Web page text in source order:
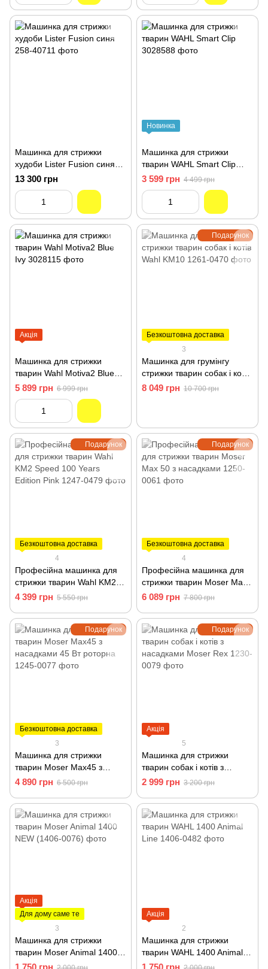
Машинка для стрижки
худоби Lister Fusion синя
258-40711
13 300 грн
Новинка
Машинка для стрижки
тварин WAHL Smart Clip
3028588
3 599 грн 4 499 грн
Акція
Машинка для стрижки
тварин Wahl Motiva2 Blue
Ivy 3028115
5 899 грн 6 999 грн
Подарунок
Безкоштовна доставка
3
Машинка для грумінгу
стрижки тварин собак і котів
Wahl KM10 1261-0470
8 049 грн 10 700 грн
Подарунок
Безкоштовна доставка
4
Професійна машинка для
стрижки тварин Wahl KM2
Speed 100 Years Edition
4 399 грн 5 550 грн
Подарунок
Безкоштовна доставка
4
Професійна машинка для
стрижки тварин Moser Max
50 з насадками 1250-0061
6 089 грн 7 800 грн
Подарунок
Безкоштовна доставка
3
Машинка для стрижки
тварин Moser Max45 з
насадками 45 Вт роторна
4 890 грн 6 500 грн
Подарунок
Акція
5
Машинка для стрижки
тварин собак і котів з
насадками Moser Rex 1230-
2 999 грн 3 200 грн
Акція
Для дому саме те
3
Машинка для стрижки
тварин Moser Animal 1400
NEW (1406-0076)
1 750 грн
Акція
2
Машинка для стрижки
тварин WAHL 1400 Animal
Line 1406-0482
1 750 грн